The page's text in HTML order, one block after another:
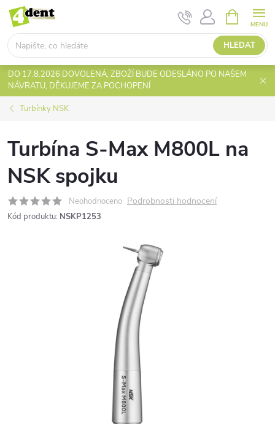
Přejít
obsah
HLEDAT
NÁKUPNÍ
KOŠÍK
DO 17.8.2026 DOVOLENÁ, ZBOŽÍ BUDE ODESLÁNO PO NAŠEM
NÁVRATU, DĚKUJEME ZA POCHOPENÍ
Turbínky NSK
Turbína S-Max M800L na
NSK spojku
Neohodnoceno Podrobnosti hodnocení
Kód produktu: NSKP1253